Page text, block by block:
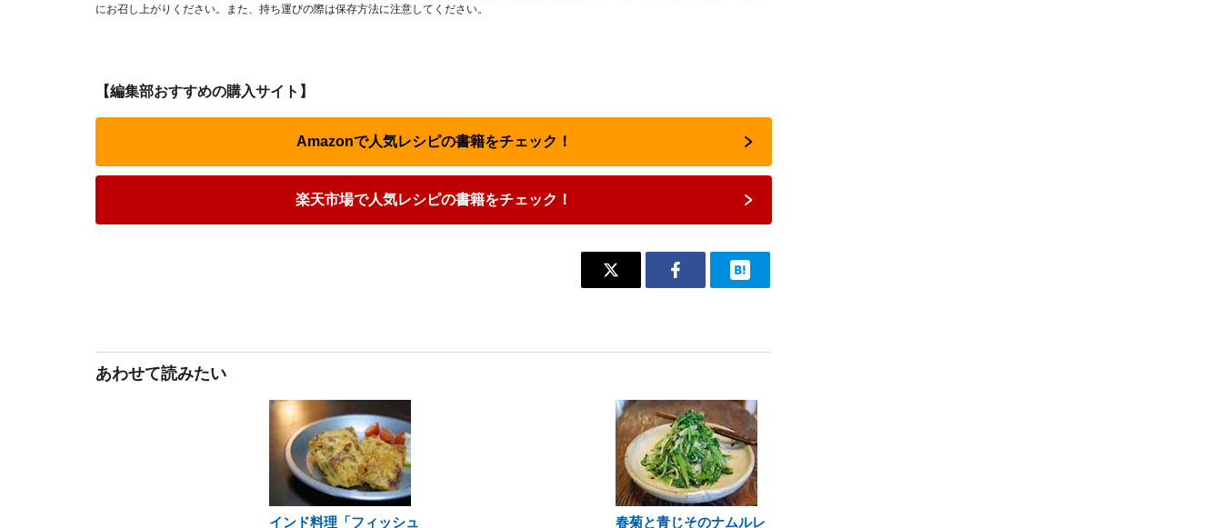
にお召し上がりください。また、持ち運びの際は保存方法に注意してください。
【編集部おすすめの購入サイト】
Amazonで人気レシピの書籍をチェック！
楽天市場で人気レシピの書籍をチェック！
あわせて読みたい
インド料理「フィッシュ 春菊と青じそのナムルレ